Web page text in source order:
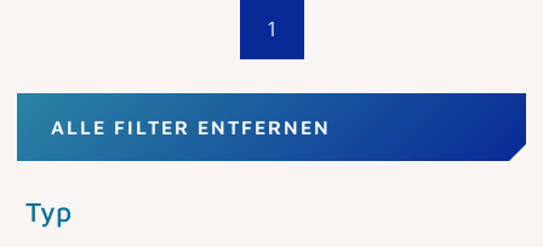
1
ALLE FILTER ENTFERNEN
Typ